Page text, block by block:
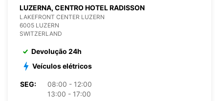
LUZERNA, CENTRO HOTEL RADISSON
LAKEFRONT CENTER LUZERN
6005 LUZERN
SWITZERLAND
Devolução 24h
Veículos elétricos
SEG:
08:00 - 12:00
13:00 - 17:00